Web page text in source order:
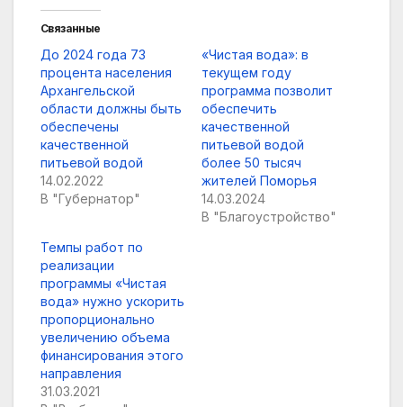
Связанные
До 2024 года 73
процента населения
Архангельской
области должны быть
обеспечены
качественной
питьевой водой
14.02.2022
В "Губернатор"
«Чистая вода»: в
текущем году
программа позволит
обеспечить
качественной
питьевой водой
более 50 тысяч
жителей Поморья
14.03.2024
В "Благоустройство"
Темпы работ по
реализации
программы «Чистая
вода» нужно ускорить
пропорционально
увеличению объема
финансирования этого
направления
31.03.2021